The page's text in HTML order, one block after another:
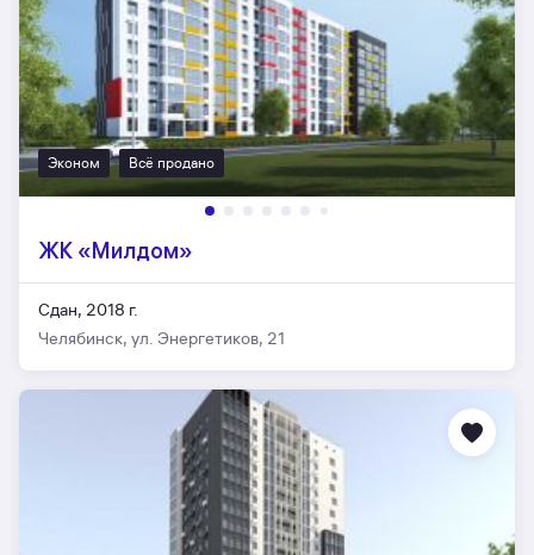
Эконом Всё продано
ЖК «Милдом»
Сдан, 2018 г.
Челябинск, ул. Энергетиков, 21